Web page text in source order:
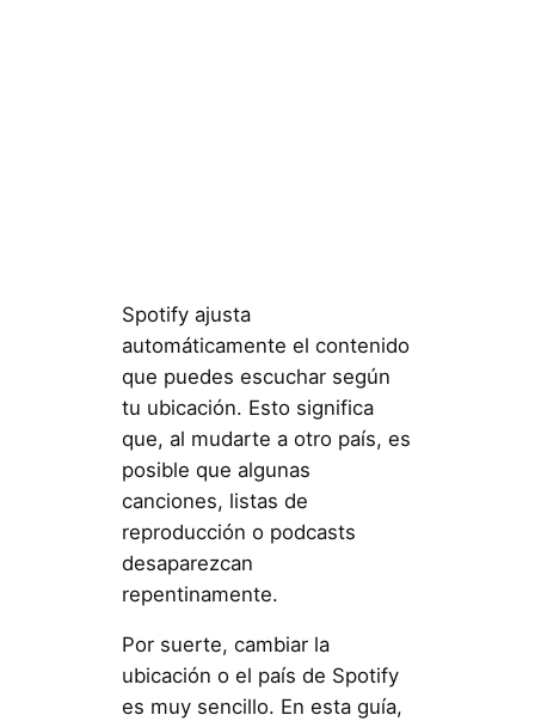
Spotify ajusta
automáticamente el contenido
que puedes escuchar según
tu ubicación. Esto significa
que, al mudarte a otro país, es
posible que algunas
canciones, listas de
reproducción o podcasts
desaparezcan
repentinamente.
Por suerte, cambiar la
ubicación o el país de Spotify
es muy sencillo. En esta guía,